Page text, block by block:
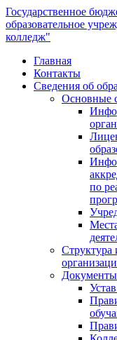
Государственное
образовательное
колледж"
Главная
Контакты
Сведения об
Основные
по
Структура
Документы